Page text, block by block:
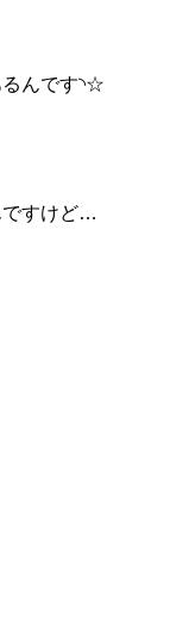
るんです◝☆
ですけど…